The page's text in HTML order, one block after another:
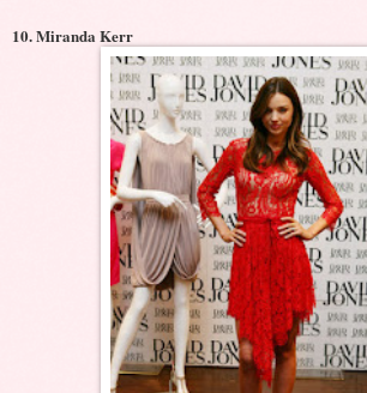
10. Miranda Kerr